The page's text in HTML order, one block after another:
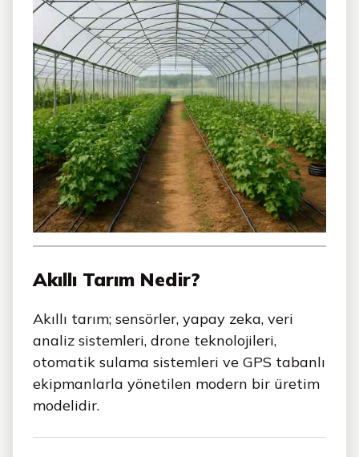
Akıllı Tarım Nedir?
Akıllı tarım; sensörler, yapay zeka, veri
analiz sistemleri, drone teknolojileri,
otomatik sulama sistemleri ve GPS tabanlı
ekipmanlarla yönetilen modern bir üretim
modelidir.